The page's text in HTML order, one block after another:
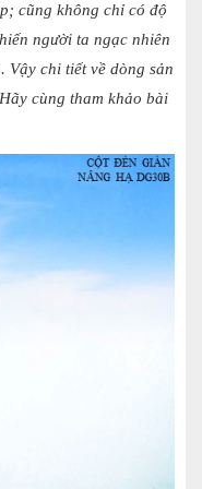
cũng không chỉ có độ
người ta ngạc nhiên
Vậy chi tiết về dòng sản
cùng tham khảo bài